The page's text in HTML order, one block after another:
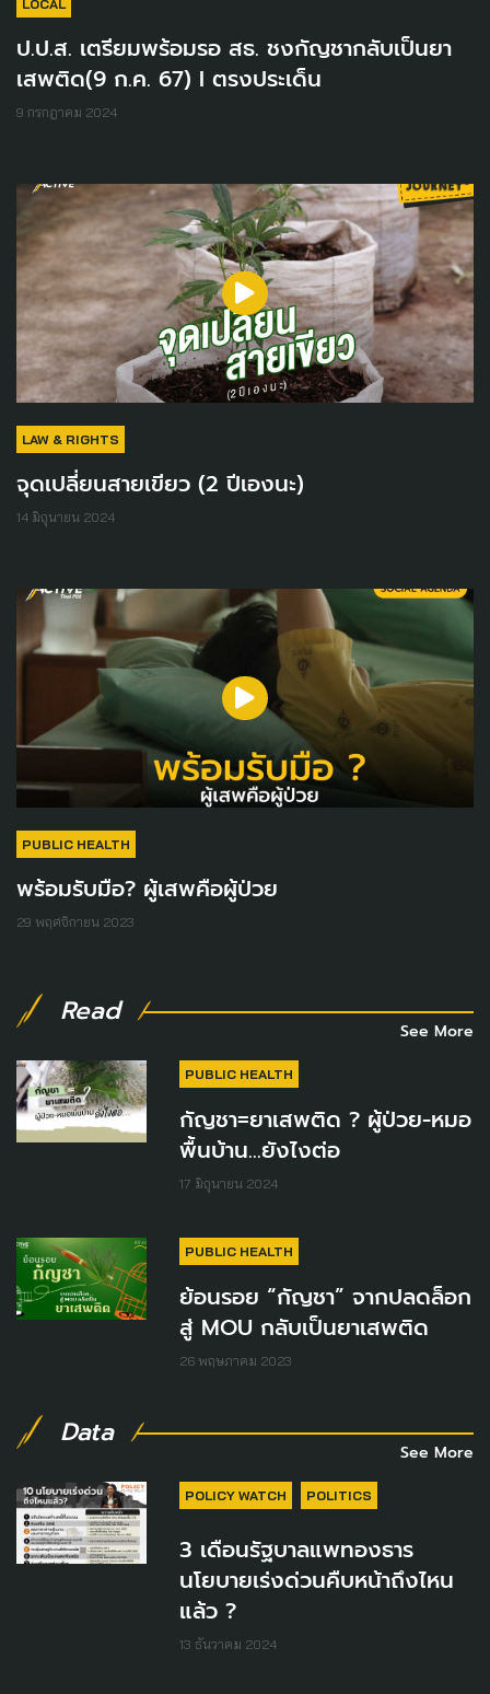
LOCAL
ป.ป.ส. เตรียมพร้อมรอ สธ. ชงกัญชากลับเป็นยา
เสพติด(9 ก.ค. 67) I ตรงประเด็น
9 กรกฎาคม 2024
LAW & RIGHTS
จุดเปลี่ยนสายเขียว (2 ปีเองนะ)
14 มิถุนายน 2024
PUBLIC HEALTH
พร้อมรับมือ? ผู้เสพคือผู้ป่วย
29 พฤศจิกายน 2023
Read
See More
PUBLIC HEALTH
กัญชา=ยาเสพติด ? ผู้ป่วย-หมอ
พื้นบ้าน...ยังไงต่อ
17 มิถุนายน 2024
PUBLIC HEALTH
ย้อนรอย “กัญชา” จากปลดล็อก
สู่ MOU กลับเป็นยาเสพติด
26 พฤษภาคม 2023
Data
See More
POLICY WATCH POLITICS
3 เดือนรัฐบาลแพทองธาร
นโยบายเร่งด่วนคืบหน้าถึงไหน
แล้ว ?
13 ธันวาคม 2024